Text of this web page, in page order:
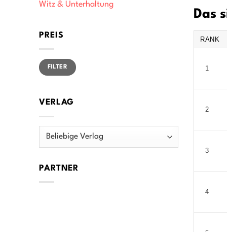
Witz & Unterhaltung
PREIS
Min.
Preis
Max.
PreisFILTER
VERLAG
PARTNER
Das
RANK
1
2
3
4